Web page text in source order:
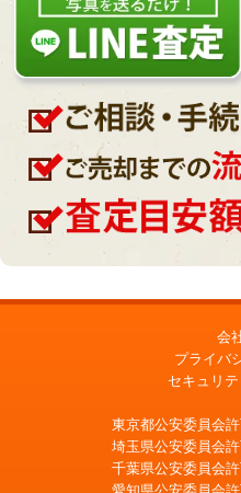
会
プライバ
セキュリ
東京都公安委員会
埼玉県公安委員会
千葉県公安委員会